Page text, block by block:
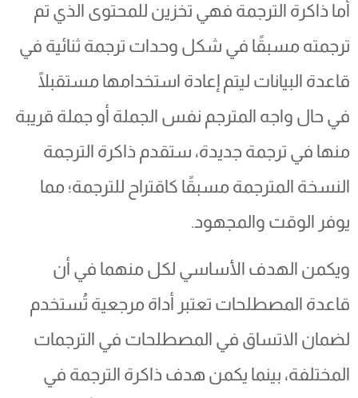
أما ذاكرة الترجمة فهي تخزين للمحتوى الذي تم
ترجمته مسبقًا في شكل وحدات ترجمة ثنائية في
قاعدة البيانات ليتم إعادة استخدامها مستقبلًا
في حال واجه المترجم نفس الجملة أو جملة قريبة
منها في ترجمة جديدة، ستقدم ذاكرة الترجمة
النسخة المترجمة مسبقًا كاقتراح للترجمة؛ مما
يوفر الوقت والمجهود.
ويكمن الهدف الأساسي لكل منهما في أن
قاعدة المصطلحات تعتبر أداة مرجعية تُستخدم
لضمان الاتساق في المصطلحات في الترجمات
المختلفة، بينما يكمن هدف ذاكرة الترجمة في